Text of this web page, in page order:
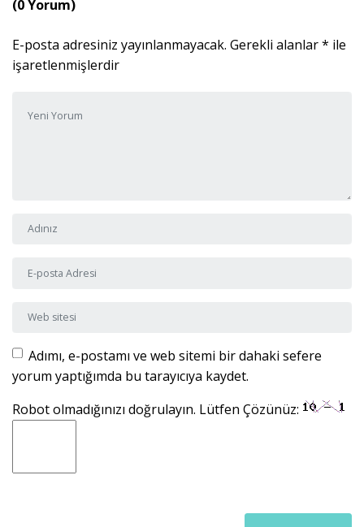
(0 Yorum)
E-posta adresiniz yayınlanmayacak. Gerekli alanlar* ile
işaretlenmişlerdir
Adı ve Soyadı
E-posta Adresi
Web sitesi
Adımı, e-postamı ve web sitemi bir dahaki sefere
yorum yaptığımda bu tarayıcıya kaydet.
Robot olmadığınızı doğrulayın. Lütfen Çözünüz: